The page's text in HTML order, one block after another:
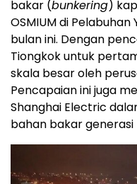
bakar (bunkering)
OSMIUM di
bulan ini. Dengan
Tiongkok untuk
skala besar oleh
Pencapaian ini juga
Shanghai Electric
bahan bakar generasi